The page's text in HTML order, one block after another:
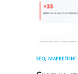
SEO, МАРКЕТИНГ